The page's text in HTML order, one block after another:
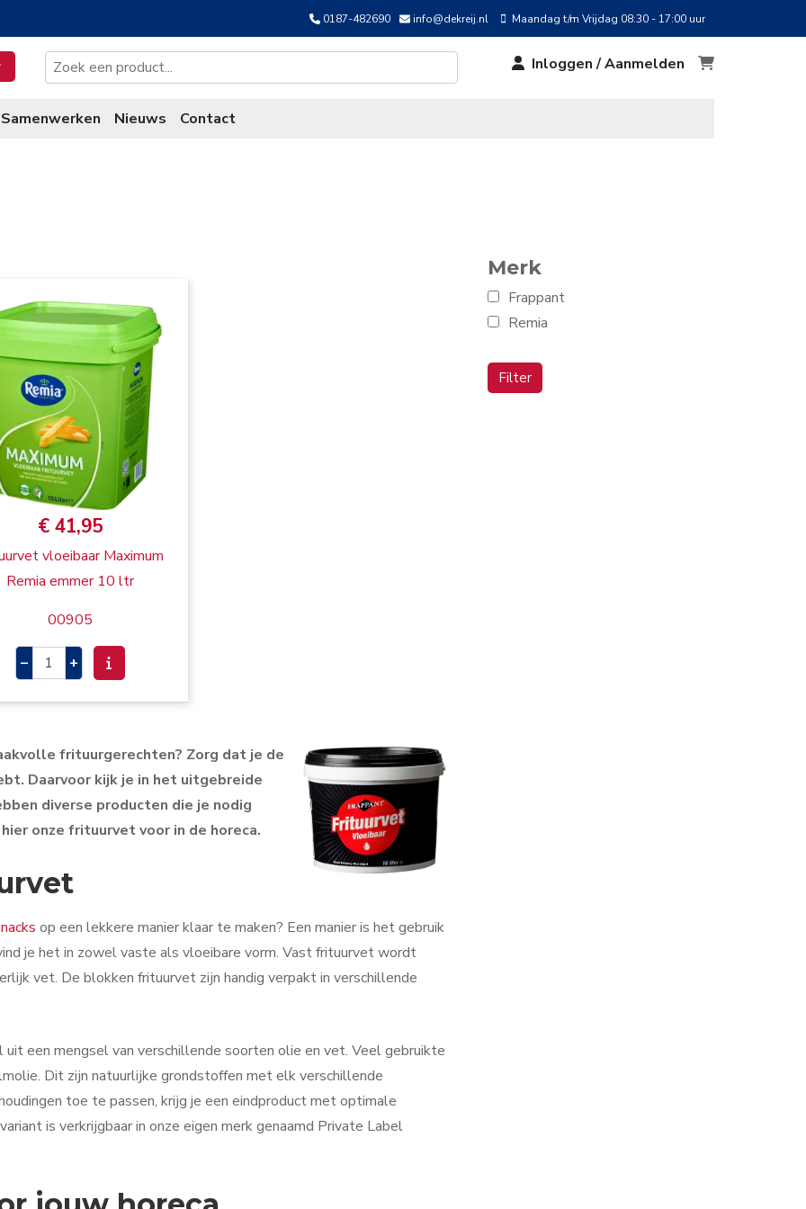
0187-482690 info@dekreij.nl Maandag t/m Vrijdag 08:30 - 17:00 uur
Inloggen / Aanmelden
Samenwerken Nieuws Contact
Merk
Frappant
Remia
€ 41,95
vloeibaar Maximum
Remia emmer 10 ltr
00905
– +
frituurgerechten? Zorg dat je de
Daarvoor kijk je in het uitgebreide
diverse producten die je nodig
onze frituurvet voor in de horeca.
op een lekkere manier klaar te maken? Een manier is het gebruik
je het in zowel vaste als vloeibare vorm. Vast frituurvet wordt
vet. De blokken frituurvet zijn handig verpakt in verschillende
een mengsel van verschillende soorten olie en vet. Veel gebruikte
Dit zijn natuurlijke grondstoffen met elk verschillende
toe te passen, krijg je een eindproduct met optimale
is verkrijgbaar in onze eigen merk genaamd Private Label